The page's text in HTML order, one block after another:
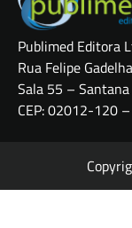
Publimed Editora
Rua Felipe
Sala 55 – Santana
CEP: 02012-120